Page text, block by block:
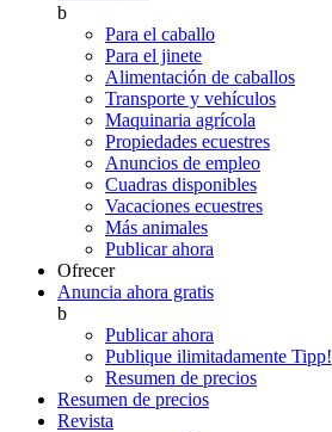
b
Para el caballo
Para el jinete
Alimentación de caballos
Transporte y vehículos
Maquinaria agrícola
Propiedades ecuestres
Anuncios de empleo
Cuadras disponibles
Vacaciones ecuestres
Más animales
Publicar ahora
Ofrecer
Anuncia ahora gratis
b
Publicar ahora
Publique ilimitadamente Tipp!
Resumen de precios
Resumen de precios
Revista